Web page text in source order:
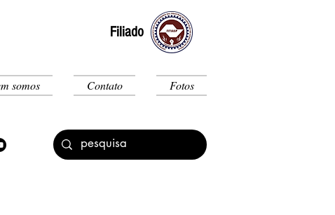
Filiado
somos Contato Fotos